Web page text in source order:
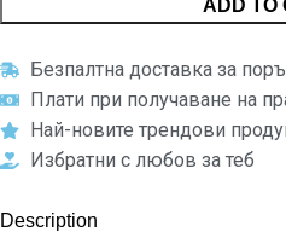
ADD TO
Безпалтна доставка за
Плати при получаване на
Най-новите трендови
Избратни с любов за теб
Description